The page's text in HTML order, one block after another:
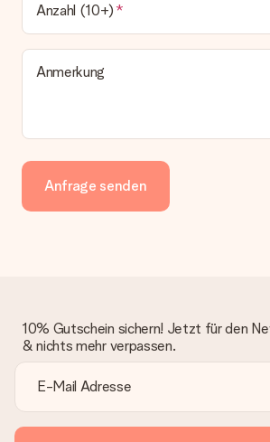
Anzahl (10+)
Anmerkung
Anfrage senden
10% Gutschein sichern! Jetzt für den
& nichts mehr verpassen.